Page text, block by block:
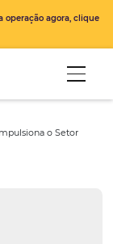
sua operação